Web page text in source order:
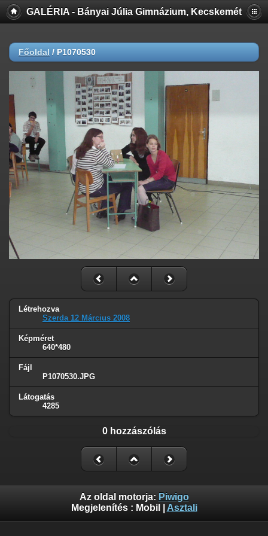
GALÉRIA - Bányai Júlia Gimnázium, Kecskemét
Főoldal / P1070530
Létrehozva
Szerda 12 Március 2008
Képméret
640*480
Fájl
P1070530.JPG
Látogatás
4285
0 hozzászólás
Az oldal motorja: Piwigo
Megjelenítés : Mobil Asztali